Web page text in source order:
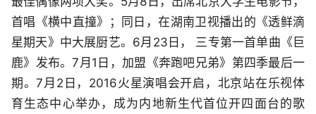
首唱《横中直撞》；同日，在湖南卫视播出的《透鲜滴
星期天》中大展厨艺。6月23日， 三专第一首单曲《巨
鹿》发布。7月1日，加盟《奔跑吧兄弟》第四季最后一
期。7月2日，2016火星演唱会开启，北京站在乐视体
育生态中心举办，成为内地新生代首位开四面台的歌